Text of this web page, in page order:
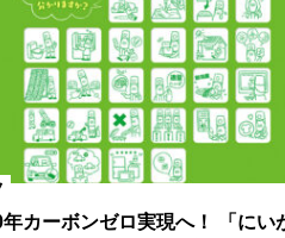
カーボンゼロ実現へ！ 「にい